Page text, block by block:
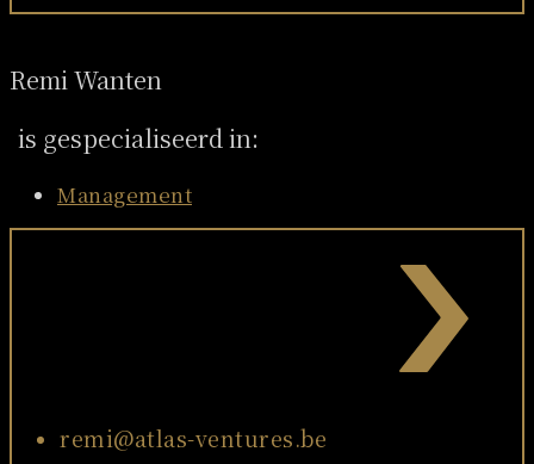
Remi Wanten
is gespecialiseerd in:
Management
remi@atlas-ventures.be